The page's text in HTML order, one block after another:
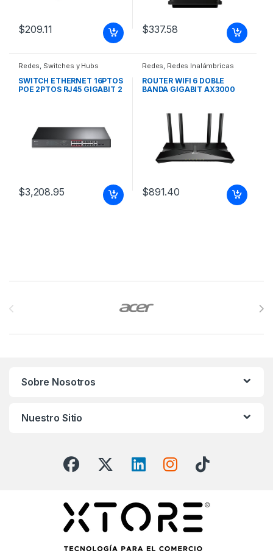
$209.11 $337.58
Redes Switches y Hubs
SWITCH ETHERNET 16PTOS
POE 2PTOS RJ45 GIGABIT 2
$3,208.95
Redes Redes Inalámbricas
ROUTER WIFI 6 DOBLE
BANDA GIGABIT AX3000
$891.40
Sobre Nosotros
Nuestro Sitio